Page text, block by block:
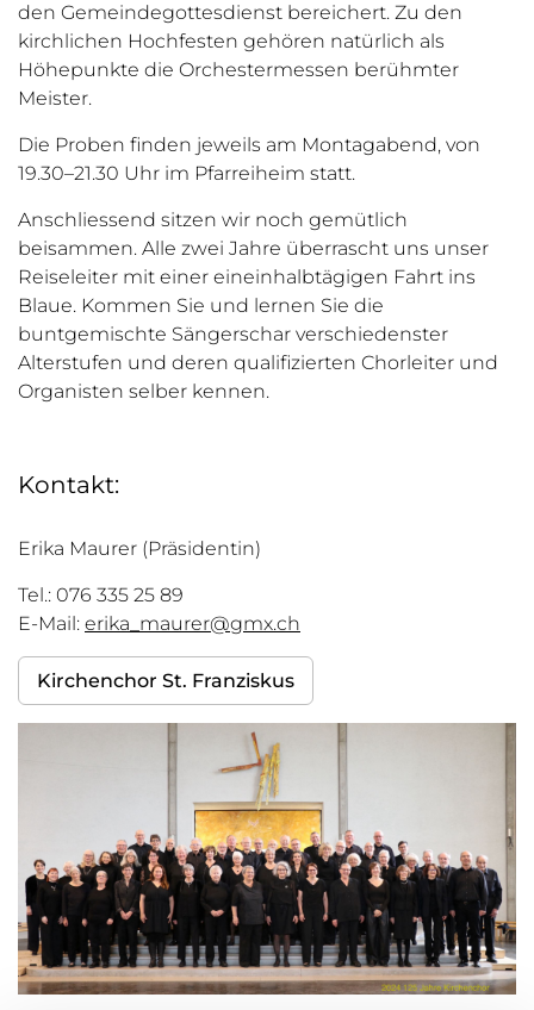
den Gemeindegottesdienst bereichert. Zu den
kirchlichen Hochfesten gehören natürlich als
Höhepunkte die Orchestermessen berühmter
Meister.
Die Proben finden jeweils am Montagabend, von
19.30–21.30 Uhr im Pfarreiheim statt.
Anschliessend sitzen wir noch gemütlich
beisammen. Alle zwei Jahre überrascht uns unser
Reiseleiter mit einer eineinhalbtägigen Fahrt ins
Blaue. Kommen Sie und lernen Sie die
buntgemischte Sängerschar verschiedenster
Alterstufen und deren qualifizierten Chorleiter und
Organisten selber kennen.
Kontakt:
Erika Maurer (Präsidentin)
Tel.: 076 335 25 89
E-Mail: erika_maurer@gmx.ch
Kirchenchor St. Franziskus